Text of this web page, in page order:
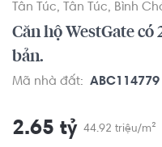
Tân Túc Tân Túc Bình
Căn hộ WestGate
bản.
Mã nhà đất: ABC114779
2.65 tỷ 44.92 triệu/m²